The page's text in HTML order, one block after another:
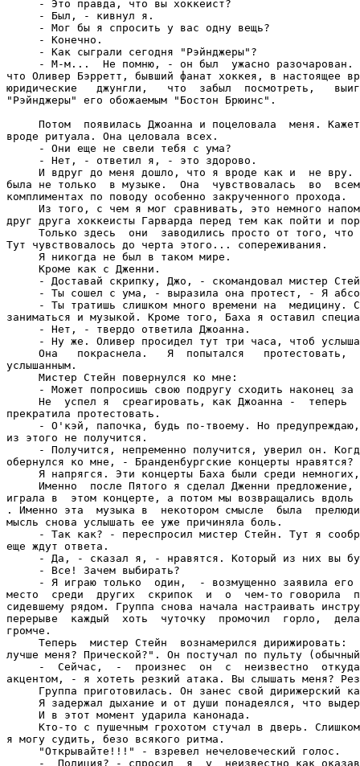
     - Это правда, что вы хоккеист?
     - Был, - кивнул я.
     - Мог бы я спросить у вас одну вещь?
     - Конечно.
     - Как сыграли сегодня "Рэйнджеры"?
- М-м...  Не помню, - он был  ужасно разочарован.
что Оливер Бэрретт, бывший фанат хоккея, в настоящее
юридические   джунгли,   что  забыл  посмотреть,
"Рэйнджеры" его обожаемым "Бостон Брюинс".
Потом  появилась Джоанна и поцеловала  меня.
вроде ритуала. Она целовала всех.
     - Они еще не свели тебя с ума?
     - Нет, - ответил я, - это здорово.
И вдруг до меня дошло, что я вроде как и  не вру.
была не только  в музыке.  Она  чувствовалась  во
комплиментах по поводу особенно закрученного прохода.
Из того, с чем я мог сравнивать, это немного
друг друга хоккеисты Гарварда перед тем как пойти и
Только здесь  они  заводились просто от того, что
Тут чувствовалось до черта этого... сопереживания.
     Я никогда не был в таком мире.
     Кроме как с Дженни.
- Доставай скрипку, Джо, - скомандовал мистер
- Ты сошел с ума, - выразила она протест, - Я
- Ты тратишь слишком много времени на  медицину.
заниматься и музыкой. Кроме того, Баха я оставил
     - Нет, - твердо ответила Джоанна.
- Ну же. Оливер просидел тут три часа, чтоб
Она   покраснела.   Я  попытался   протестовать,
услышанным.
     Мистер Стейн повернулся ко мне:
- Может попросишь свою подругу сходить наконец за
Не  успел я  среагировать, как Джоанна -  теперь
прекратила протестовать.
- О'кэй, папочка, будь по-твоему. Но
из этого не получится.
- Получится, непременно получится, уверил он.
обернулся ко мне, - Бранденбургские концерты нравятся?
Я напрягся. Эти концерты Баха были среди
Именно  после Пятого я сделал Дженни предложение,
играла в  этом концерте, а потом мы возвращались вдоль
. Именно эта  музыка в  некотором смысле  была
мысль снова услышать ее уже причиняла боль.
- Так как? - переспросил мистер Стейн. Тут я
еще ждут ответа.
- Да, - сказал я, - нравятся. Который из них вы
     - Все! Зачем выбирать?
- Я играю только  один,  - возмущенно заявила его
место  среди  других  скрипок  и  о  чем-то говорила
сидевшему рядом. Группа снова начала настраивать
перерыве  каждый  хоть  чуточку  промочил  горло,
громче.
Теперь  мистер Стейн  вознамерился дирижировать:
лучше меня? Прической?". Он постучал по пульту
-  Сейчас,  -  произнес  он  с  неизвестно
акцентом, - я хотеть резкий атака. Вы слышать меня?
Группа приготовилась. Он занес свой дирижерский
Я задержал дыхание и от души понадеялся, что
     И в этот момент ударила канонада.
Кто-то с пушечным грохотом стучал в дверь.
я могу судить, безо всякого ритма.
     "Открывайте!!!" - взревел нечеловеческий голос.
-  Полиция? - спросил  я  у  неизвестно как